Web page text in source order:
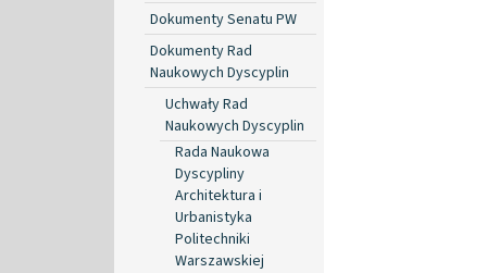
Dokumenty Senatu PW
Dokumenty Rad
Naukowych Dyscyplin
Uchwały Rad
Naukowych Dyscyplin
Rada Naukowa
Dyscypliny
Architektura i
Urbanistyka
Politechniki
Warszawskiej